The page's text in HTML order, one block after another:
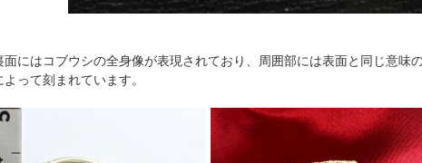
にはコブウシの全身像が表現されており、周囲部には表面と同じ意味
よって刻まれています。